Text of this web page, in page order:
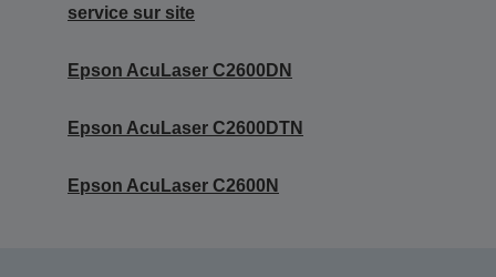
service sur site
Epson AcuLaser C2600DN
Epson AcuLaser C2600DTN
Epson AcuLaser C2600N